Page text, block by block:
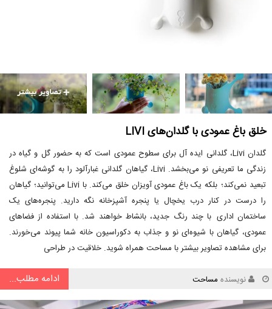
خلق باغ عمودی با گلدان‌های LIVI
گلدان Livi، گلدانی ایده آل برای سطوح عمودی است که به حضور گل و گیاه در
زندگی ما تعریفی نو می‌بخشد. Livi، گیاهان گلدانی غبارآلود را به گوشه‌ای شلوغ
تبعید نمی‌کند؛ بلکه یک باغ عمودی آویزان خلق می‌کند. با Livi می‌توانید؛ گیاهان
را درست در کنار درب یخچال یا پنجره آشپزخانه نگه دارید. پنجره‌های یک
ساختمان اداری با چند رنگ جدید، بانشاط خواهند شد. با استفاده از فضاهای
عمودی، گیاهان با شیوه‌ای نو و جذاب به دکوراسیون خانه شما پیوند می‌خورند.
برای مشاهده تصاویر بیشتر با مساحت همراه شوید. خلاقیت در طراحی
نویسنده مساحت ادامه مطلب...